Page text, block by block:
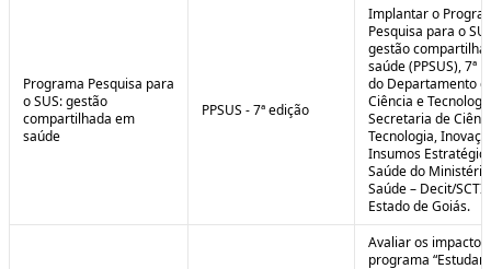
Programa Pesquisa para
o SUS: gestão
compartilhada em
saúde
PPSUS - 7ª edição
Implantar o
Pesquisa para o
gestão
saúde (PPSUS), 7ª
do Departamento
Ciência e
Secretaria de
Tecnologia,
Insumos
Saúde do
Saúde – Decit/
Estado de Goiás.
Avaliar os impactos
programa